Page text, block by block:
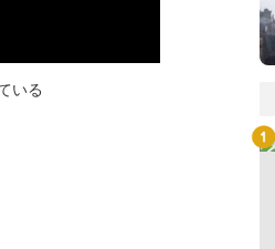
いる